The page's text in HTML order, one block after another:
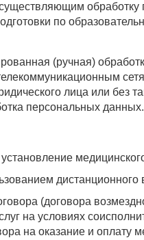
по
(ручная)
лица или без
персональных данных.
дистанционного
(договора
на условиях
на оказание и